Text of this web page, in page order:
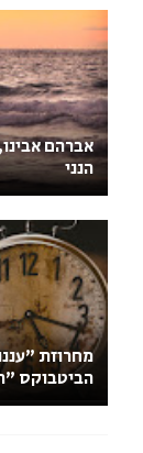
אברהם
הנני
מחרוזת
הביטבוקס